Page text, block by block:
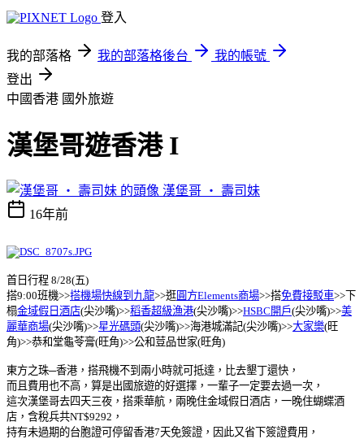
登入
我的部落格 我的部落格後台
我的帳號
登出
中國香港 國外旅遊
漢堡哥遊香港 I
漢堡哥 ‧ 壽司妹
16年前
首日行程 8/28(五)
搭9:00班機>>搭機場快線到九龍>>逛 圓方Elements商場>>搭免費接駁車>>下
榻金域假日酒店(尖沙嘴)>>稻香超級漁港(尖沙嘴)>>HSBC開戶(尖沙嘴)>>美
麗華商場(尖沙嘴)>>星光碼頭(尖沙嘴)>>海港城滿記(尖沙嘴)>>大家樂(旺
角)>>恭和堂龜苓膏(旺角)>>公和荳品世家(旺角)
東方之珠─香港，搭飛機不到兩小時就可抵達，比去墾丁還快，
而且費用也不高，算是出國旅遊的好選擇，一輩子一定要去過一次，
這次漢堡哥去四天三夜，搭乘華航，兩晚住金域假日酒店，一晚住蝴蝶酒
店，含稅兵共NT$9292，
持有未過期的台胞證可停留香港7天免簽證，因此又省下簽證費用，